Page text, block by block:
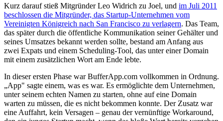
Kurz darauf stieß Mitgründer Leo Widrich zu Joel, und im Juli 2011
beschlossen die Mitgründer, das Startup-Unternehmen vom
Vereinigten Königreich nach San Francisco zu verlagern. Das Team,
das später durch die öffentliche Kommunikation seiner Gehälter und
seines Umsatzes bekannt werden sollte, bestand am Anfang aus
zwei Expats und einem Scheduling-Tool, das unter einer Domain
mit einem zusätzlichen Wort am Ende lebte.
In dieser ersten Phase war BufferApp.com vollkommen in Ordnung.
„App" sagte einem, was es war. Es ermöglichte dem Unternehmen,
unter seinem echten Namen zu starten, ohne auf eine Domain
warten zu müssen, die es nicht bekommen konnte. Der Zusatz war
eine Auffahrt, kein Versagen – genau der vernünftige Workaround,